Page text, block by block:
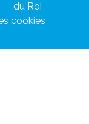
du Roi
cookies